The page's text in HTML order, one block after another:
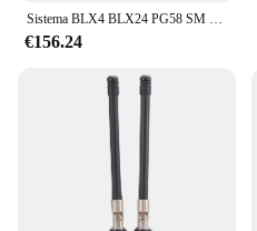
Sistema BLX4 BLX24 PG58 SM 58 BETA58 micrófono inalámbrico 2 canales UHF Kit Dual para puesta en escena de Karaoke shu
€156.24